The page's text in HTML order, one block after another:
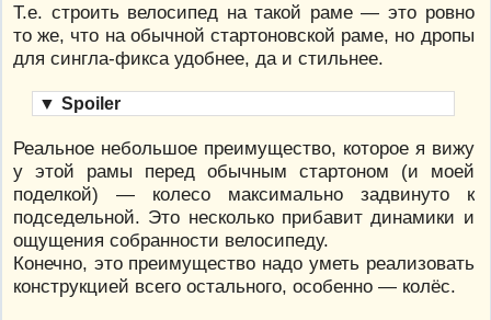
Т.е. строить велосипед на такой раме — это ровно
то же, что на обычной стартоновской раме, но дропы
для сингла-фикса удобнее, да и стильнее.
▼ Spoiler
Реальное небольшое преимущество, которое я вижу
у этой рамы перед обычным стартоном (и моей
поделкой) — колесо максимально задвинуто к
подседельной. Это несколько прибавит динамики и
ощущения собранности велосипеду.
Конечно, это преимущество надо уметь реализовать
конструкцией всего остального, особенно — колёс.